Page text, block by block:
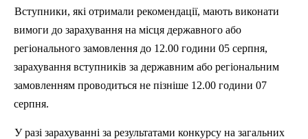
Вступники, які отримали рекомендації, мають виконати
вимоги до зарахування на місця державного або
регіонального замовлення до 12.00 години 05 серпня,
зарахування вступників за державним або регіональним
замовленням проводиться не пізніше 12.00 години 07
серпня.
У разі зарахуванні за результатами конкурсу на загальних